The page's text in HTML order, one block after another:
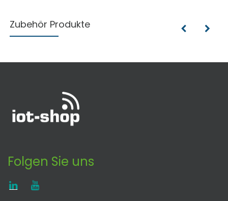
Zubehör Produkte
Folgen Sie uns